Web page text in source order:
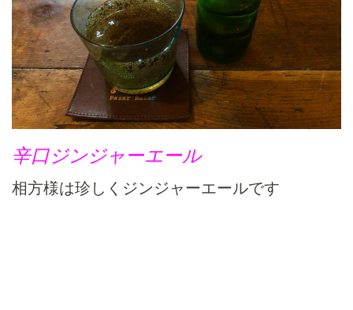
辛口ジンジャーエール
相方様は珍しくジンジャーエールです